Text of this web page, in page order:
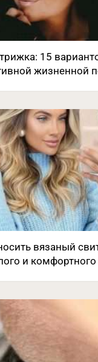
15
жизненной
вязаный
и